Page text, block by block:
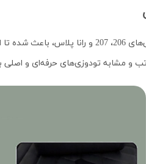
الگوبرداری دقیق و لیزری از
و مشابه تودوزی‌های حرفه‌ای و اصلی